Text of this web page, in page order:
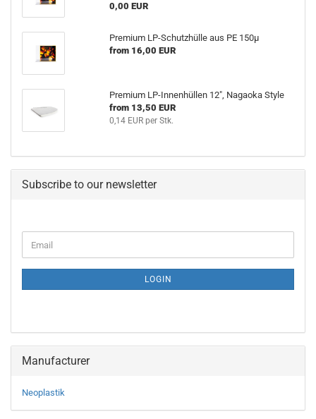
0,00 EUR
Premium LP-Schutzhülle aus PE 150µ
from 16,00 EUR
Premium LP-Innenhüllen 12", Nagaoka Style
from 13,50 EUR
0,14 EUR per Stk.
Subscribe to our newsletter
TO
PAGE
Email
LOGIN
Manufacturer
Neoplastik